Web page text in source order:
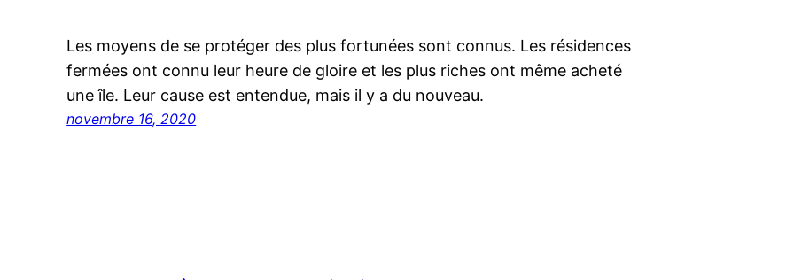
Les moyens de se protéger des plus fortunées sont connus. Les résidences
fermées ont connu leur heure de gloire et les plus riches ont même acheté
une île. Leur cause est entendue, mais il y a du nouveau.
novembre 16, 2020